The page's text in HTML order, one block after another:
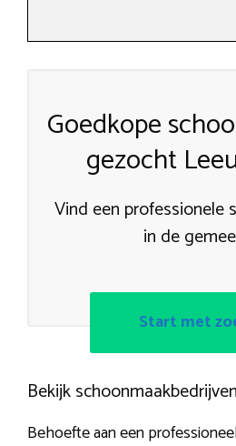
Goedkope
gezocht
Vind een professionele
in de
Start met
Bekijk
Behoefte aan een